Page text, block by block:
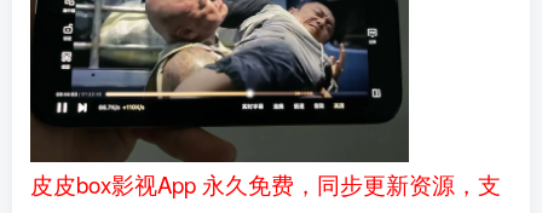
皮皮box影视App 永久免费，同步更新资源，支